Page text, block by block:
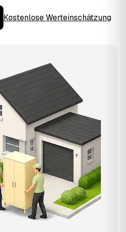
Kostenlose Werteinschätzung